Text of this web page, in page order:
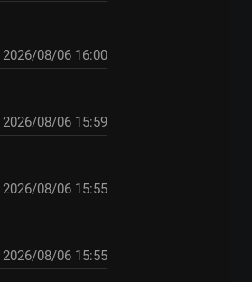
2026/08/06 16:00
2026/08/06 15:59
2026/08/06 15:55
2026/08/06 15:55